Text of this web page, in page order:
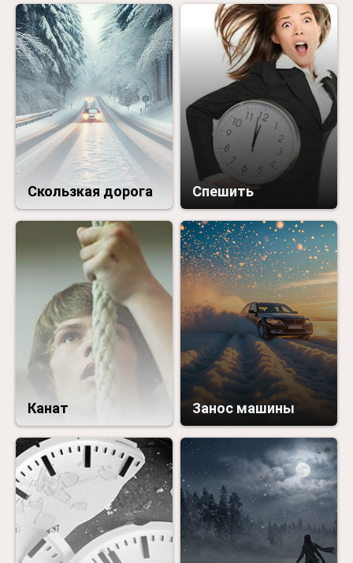
Скользкая дорога Спешить
Канат Занос машины